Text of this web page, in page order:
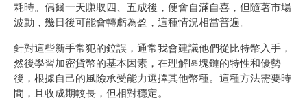
耗時。偶爾一天賺取四、五成後，便會自滿自喜，但隨著市場
波動，幾日後可能會轉虧為盈，這種情況相當普遍。
針對這些新手常犯的鉝誤，通常我會建議他們從比特幣入手，
然後學習加密貨幣的基本因素，在理解區塊鏈的特性和優勢
後，根據自己的風險承受能力選擇其他幣種。這種方法需要時
間，且收成期較長，但相對穩定。